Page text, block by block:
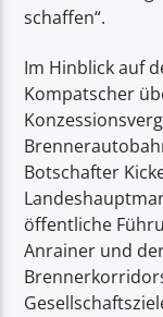
schaffen“.
Im Hinblick auf
Kompatscher
Botschafter
öffentliche
Anrainer und